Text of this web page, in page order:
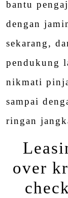
bantu
dengan
sekarang,
pendukung
nikmati
sampai
ringan
over